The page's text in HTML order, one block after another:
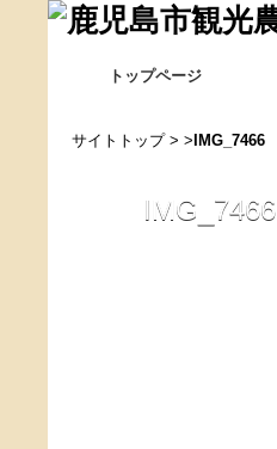
トップページ
サイトトップ> > IMG_7466
IMG_7466